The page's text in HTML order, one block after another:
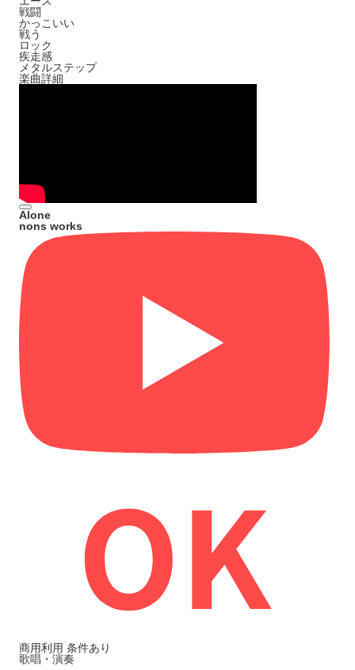
戦闘
かっこいい
戦う
ロック
疾走感
メタルステップ
楽曲詳細
Alone
nons works
商用利用 条件あり
歌唱・演奏